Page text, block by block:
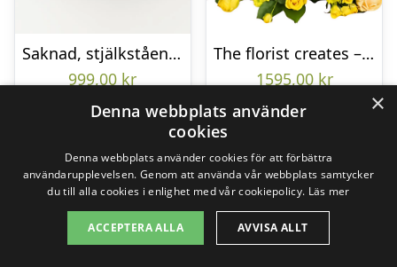
Saknad, stjälkstående bukett
999,00kr
Gå till butik
The florist creates – Funeral decoration
1595,00kr
Gå till butik
×
Denna webbplats använder
cookies
Denna webbplats använder cookies för att förbättra
användarupplevelsen. Genom att använda vår webbplats samtycker
du till alla cookies i enlighet med vår cookiepolicy. Läs mer
ACCEPTERA ALLA AVVISA ALLT